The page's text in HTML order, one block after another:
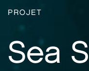
PROJET
Sea